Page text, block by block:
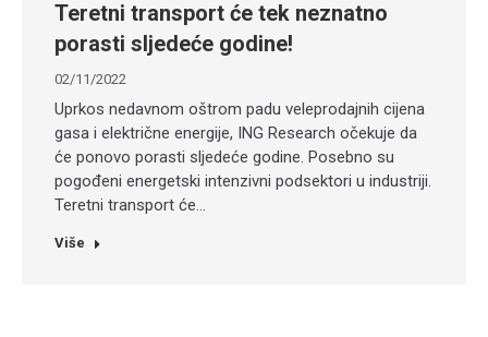
Teretni transport će tek neznatno
porasti sljedeće godine!
02/11/2022
Uprkos nedavnom oštrom padu veleprodajnih cijena
gasa i električne energije, ING Research očekuje da
će ponovo porasti sljedeće godine. Posebno su
pogođeni energetski intenzivni podsektori u industriji.
Teretni transport će…
Više